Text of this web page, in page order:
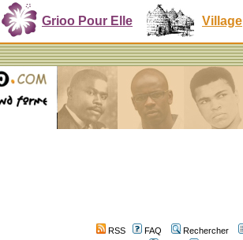
Grioo Pour Elle Village
RSS FAQ
Rechercher